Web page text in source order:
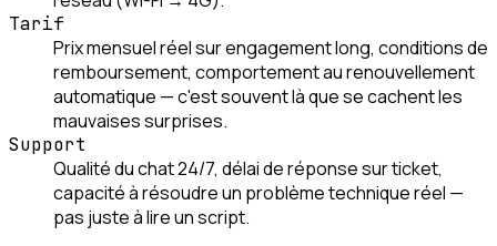
Tarif
Prix mensuel réel sur engagement long, conditions de
remboursement, comportement au renouvellement
automatique — c'est souvent là que se cachent les
mauvaises surprises.
Support
Qualité du chat 24/7, délai de réponse sur ticket,
capacité à résoudre un problème technique réel —
pas juste à lire un script.